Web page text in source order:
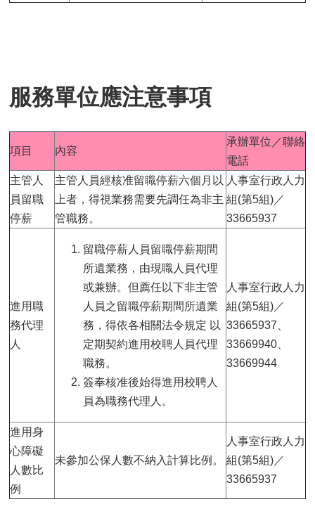
服務單位應注意事項
項目 內容
承辦單位／聯絡
電話
主管人
員留職
停薪
主管人員經核准留職停薪六個月以
上者，得視業務需要先調任為非主
管職務。
人事室行政人力
組(第5組)／
33665937
進用職
務代理
人
留職停薪人員留職停薪期間
所遺業務，由現職人員代理
或兼辦。但薦任以下非主管
人員之留職停薪期間所遺業
務，得依各相關法令規定 以
定期契約進用校聘人員代理
職務。
簽奉核准後始得進用校聘人
員為職務代理人。
人事室行政人力
組(第5組)／
33665937、
33669940、
33669944
進用身
心障礙
人數比
例
未參加公保人數不納入計算比例。
人事室行政人力
組(第5組)／
33665937